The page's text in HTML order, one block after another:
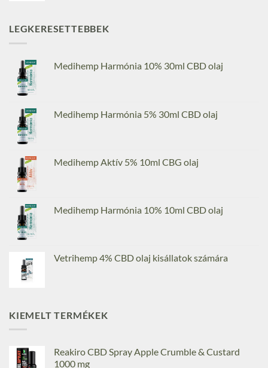
LEGKERESETTEBBEK
Medihemp Harmónia 10% 30ml CBD olaj
Medihemp Harmónia 5% 30ml CBD olaj
Medihemp Aktív 5% 10ml CBG olaj
Medihemp Harmónia 10% 10ml CBD olaj
Vetrihemp 4% CBD olaj kisállatok számára
KIEMELT TERMÉKEK
Reakiro CBD Spray Apple Crumble & Custard
1000 mg